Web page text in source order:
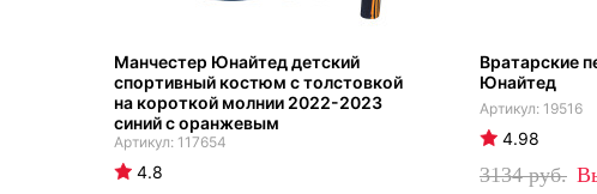
Манчестер Юнайтед детский
спортивный костюм с толстовкой
на короткой молнии 2022-2023
синий с оранжевым
117654
4.8
Вратарские
Юнайтед
19516
4.98
3134